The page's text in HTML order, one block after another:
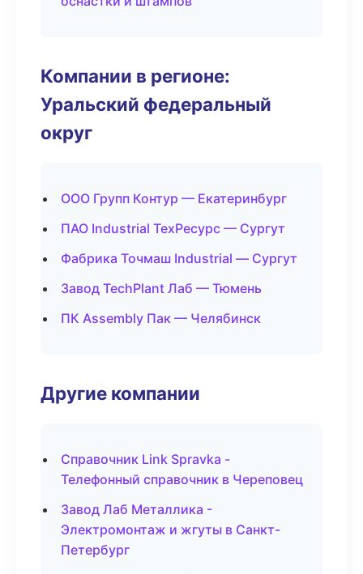
Компании в регионе:
Уральский федеральный
округ
ООО Групп Контур — Екатеринбург
ПАО Industrial ТехРесурс — Сургут
Фабрика Точмаш Industrial — Сургут
Завод TechPlant Лаб — Тюмень
ПК Assembly Пак — Челябинск
Другие компании
Справочник Link Spravka -
Телефонный справочник в Череповец
Завод Лаб Металлика -
Электромонтаж и жгуты в Санкт-
Петербург